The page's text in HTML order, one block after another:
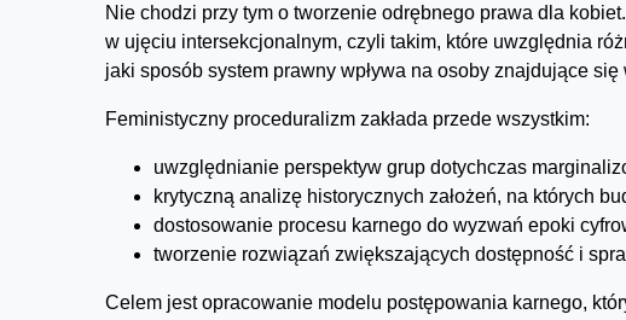
Nie chodzi przy tym o tworzenie odrębnego prawa dla
w ujęciu intersekcjonalnym, czyli takim, które uwzględnia
jaki sposób system prawny wpływa na osoby znajdujące
Feministyczny proceduralizm zakłada przede wszystkim:
uwzględnianie perspektyw grup dotychczas
krytyczną analizę historycznych założeń, na których
dostosowanie procesu karnego do wyzwań epoki
tworzenie rozwiązań zwiększających dostępność i
Celem jest opracowanie modelu postępowania karnego,